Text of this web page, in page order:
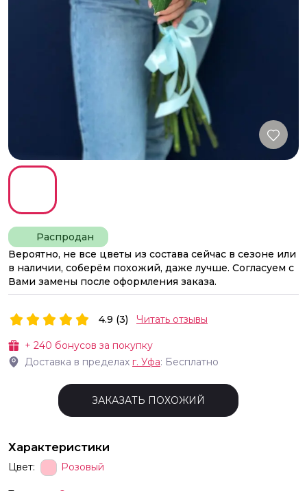
Распродан
Вероятно, не все цветы из состава сейчас в сезоне или
в наличии, соберём похожий, даже лучше. Согласуем с
Вами замены после оформления заказа.
+ 240 бонусов за покупку
Доставка в пределах г. Уфа: Бесплатно
4.9 (3) Читать отзывы
ЗАКАЗАТЬ ПОХОЖИЙ
Характеристики
Цвет: Розовый